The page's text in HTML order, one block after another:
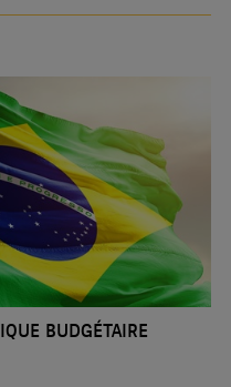
BUDGÉTAIRE